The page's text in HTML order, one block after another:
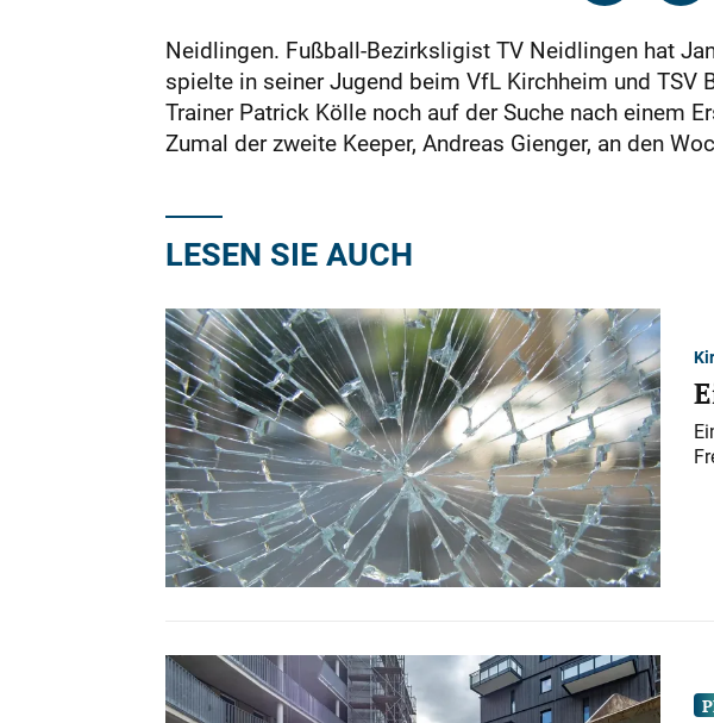
Neidlingen. Fußball-Bezirksligist TV Neidlingen hat
spielte in seiner Jugend beim VfL Kirchheim und TSV
Trainer Patrick Kölle noch auf der Suche nach einem
Zumal der zweite Keeper, Andreas Gienger, an den
LESEN SIE AUCH